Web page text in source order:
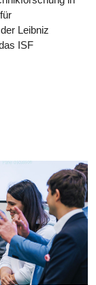
Leibniz
ISF